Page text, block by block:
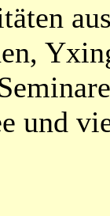
und